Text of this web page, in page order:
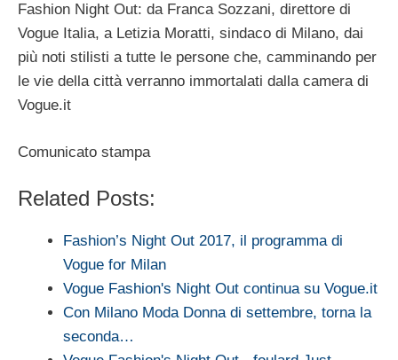
Fashion Night Out: da Franca Sozzani, direttore di
Vogue Italia, a Letizia Moratti, sindaco di Milano, dai
più noti stilisti a tutte le persone che, camminando per
le vie della città verranno immortalati dalla camera di
Vogue.it
Comunicato stampa
Related Posts:
Fashion’s Night Out 2017, il programma di
Vogue for Milan
Vogue Fashion's Night Out continua su Vogue.it
Con Milano Moda Donna di settembre, torna la
seconda…